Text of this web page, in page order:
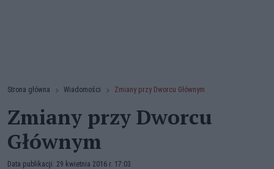
Strona główna Wiadomości Zmiany przy Dworcu Głównym
Zmiany przy Dworcu
Głównym
Data publikacji: 29 kwietnia 2016 r. 17:03